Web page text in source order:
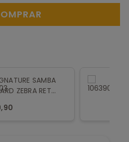
SAMBA
ZEBRA RETO